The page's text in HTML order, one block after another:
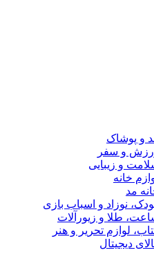
و پوشاک
و سفر
و زیبایی
خانه
مد
نوزاد و اسباب بازی
طلا و زیورآلات
لوازم تحریر و هنر
دیجیتال